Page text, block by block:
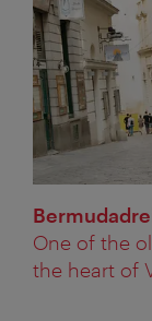
One of the
the heart of